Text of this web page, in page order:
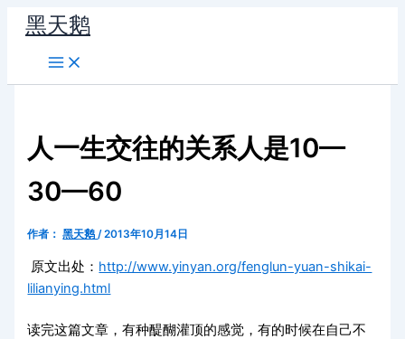
容
黑天鹅
人一生交往的关系人是10—
30—60
作者： 黑天鹅/2013年10月14日
原文出处： http://www.yinyan.org/fenglun-yuan-shikai-
lilianying.html
读完这篇文章，有种醍醐灌顶的感觉，有的时候在自己不